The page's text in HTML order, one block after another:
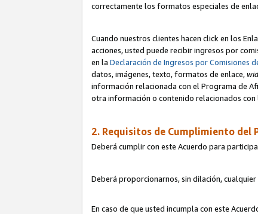
correctamente los formatos especiales de
Cuando nuestros clientes hacen click en los
acciones, usted puede recibir ingresos por
en la Declaración de Ingresos por Comisiones
datos, imágenes, texto, formatos de enlace,
información relacionada con el Programa de
otra información o contenido relacionados
2. Requisitos de Cumplimiento del
Deberá cumplir con este Acuerdo para
Deberá proporcionarnos, sin dilación,
En caso de que usted incumpla con este